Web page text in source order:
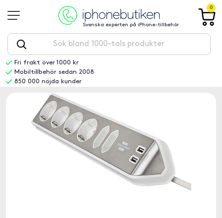
Svenska experten på iPhone-tillbehör
0
Fri frakt över 1000 kr
Mobiltillbehör sedan 2008
850 000 nöjda kunder